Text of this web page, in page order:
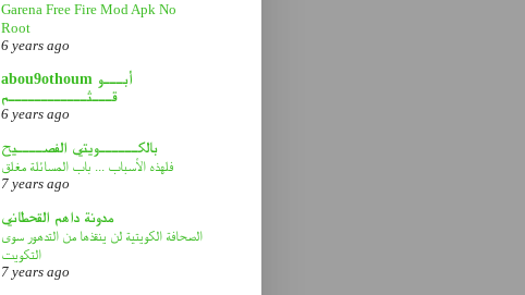
Garena Free Fire Mod Apk No
Root
6 years ago
abou9othoum أبـــو
قـــثــــــــــــم
6 years ago
بالكــــــويتي الفصــــيح
فلهذه الأسباب ... باب المسائلة مغلق
7 years ago
مدونة داهم القحطاني
الصحافة الكويتية لن ينقذها من التدهور سوى
التكويت
7 years ago